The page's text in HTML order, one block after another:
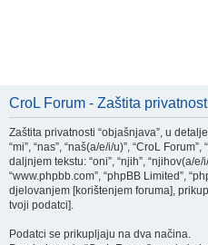
CroL Forum - Zaštita
Zaštita privatnosti “objašnjava”, u
“mi”, “nas”, “naš(a/e/i/u)”, “CroL
daljnjem tekstu: “oni”, “njih”, “njihov(a/e/
“www.phpbb.com”, “phpBB Limited”,
djelovanjem [korištenjem foruma],
tvoji podatci].
Podatci se prikupljaju na dva načina.